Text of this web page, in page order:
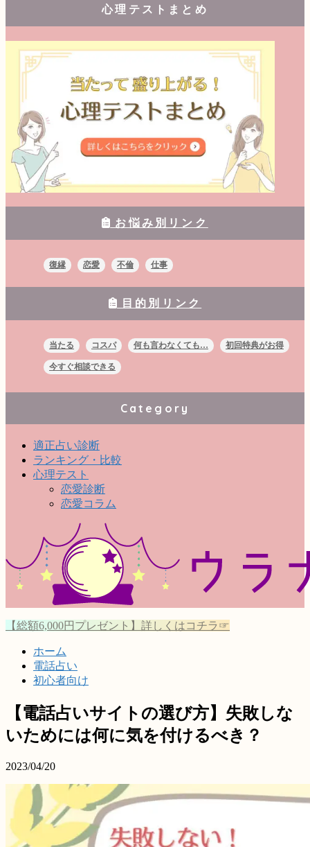
心理テストまとめ
お悩み別リンク
復縁 恋愛 不倫 仕事
目的別リンク
当たる コスパ 何も言わなくても… 初回特典がお得
今すぐ相談できる
Category
適正占い診断
ランキング・比較
心理テスト
恋愛診断
恋愛コラム
【総額6,000円プレゼント】詳しくはコチラ☞
ホーム
電話占い
初心者向け
【電話占いサイトの選び方】失敗しな
いためには何に気を付けるべき？
2023/04/20